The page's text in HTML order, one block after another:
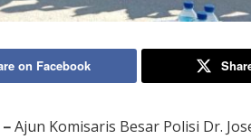
on Facebook
Ajun Komisaris Besar Polisi Dr.